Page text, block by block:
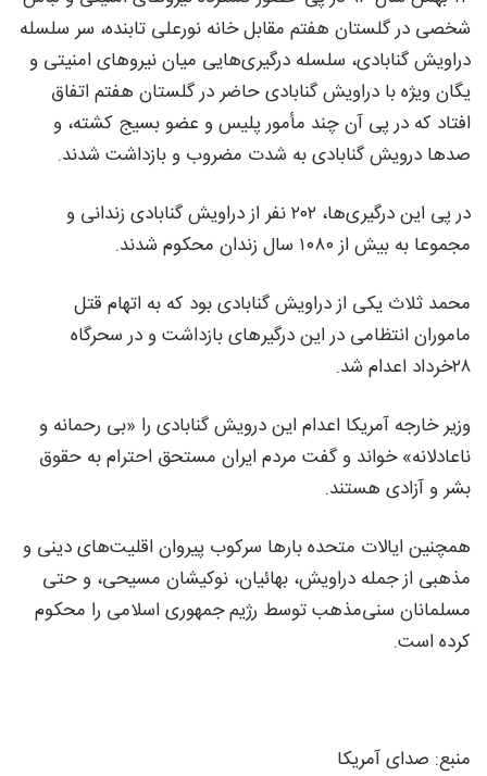
شخصی در گلستان هفتم مقابل خانه نورعلی تابنده، سر سلسله
دراویش گنابادی، سلسله درگیری‌هایی میان نیروهای امنیتی و
یگان ویژه با دراویش گنابادی حاضر در گلستان هفتم اتفاق
افتاد که در پی آن چند مأمور پلیس و عضو بسیج کشته، و
صدها درویش گنابادی به شدت مضروب و بازداشت شدند.
در پی این درگیری‌ها، ۲۰۲ نفر از دراویش گنابادی زندانی و
مجموعا به بیش از ۱۰۸۰ سال زندان محکوم شدند.
محمد ثلاث یکی از دراویش گنابادی بود که به اتهام قتل
ماموران انتظامی در این درگیرهای بازداشت و در سحرگاه
۲۸خرداد اعدام شد.
وزیر خارجه آمریکا اعدام این درویش گنابادی را «بی رحمانه و
ناعادلانه» خواند و گفت مردم ایران مستحق احترام به حقوق
بشر و آزادی هستند.
همچنین ایالات متحده بارها سرکوب پیروان اقلیت‌های دینی و
مذهبی از جمله دراویش، بهائیان، نوکیشان مسیحی، و حتی
مسلمانان سنی‌مذهب توسط رژیم جمهوری اسلامی را محکوم
کرده است.
منبع: صدای آمریکا